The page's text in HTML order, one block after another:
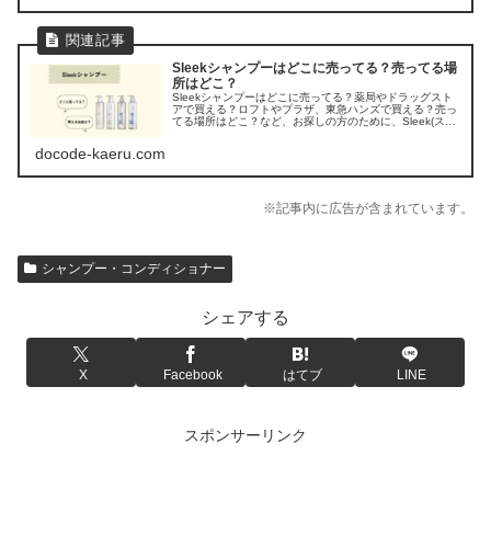
Sleekシャンプーはどこに売ってる？売ってる場
所はどこ？
Sleekシャンプーはどこに売ってる？薬局やドラッグスト
アで買える？ロフトやプラザ、東急ハンズで買える？売っ
てる場所はどこ？など、お探しの方のために、Sleek(スリ
docode-kaeru.com
※記事内に広告が含まれています。
シャンプー・コンディショナー
シェアする
X Facebook はてブ LINE
スポンサーリンク